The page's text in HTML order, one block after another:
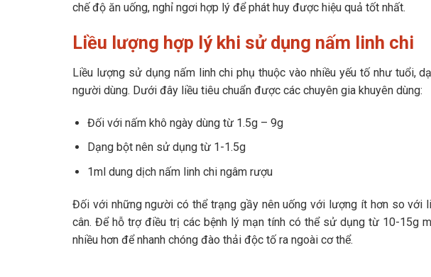
chế độ ăn uống, nghỉ ngơi hợp lý để phát huy được hiệu quả tốt nhất.
Liều lượng hợp lý khi sử dụng nấm linh chi
Liều lượng sử dụng nấm linh chi phụ thuộc vào nhiều yếu tố như tuổi,
người dùng. Dưới đây liều tiêu chuẩn được các chuyên gia khuyên dùng:
Đối với nấm khô ngày dùng từ 1.5g – 9g
Dạng bột nên sử dụng từ 1-1.5g
1ml dung dịch nấm linh chi ngâm rượu
Đối với những người có thể trạng gầy nên uống với lượng ít hơn so với
cân. Để hỗ trợ điều trị các bệnh lý mạn tính có thể sử dụng từ 10-15g
nhiều hơn để nhanh chóng đào thải độc tố ra ngoài cơ thể.